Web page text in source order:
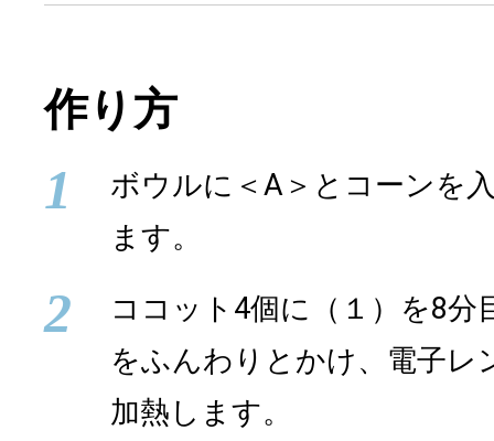
作り方
1
ボウルに＜A＞とコーンを
ます。
2
ココット4個に（１）を8分
をふんわりとかけ、電子レ
加熱します。